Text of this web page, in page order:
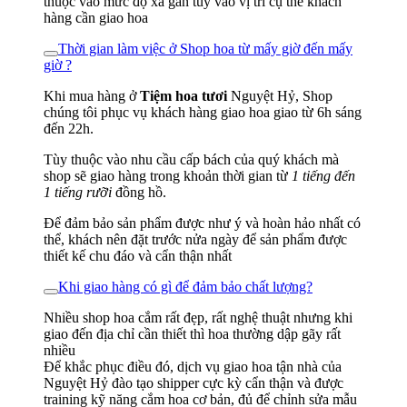
hàng cần giao hoa
Thời gian làm việc ở Shop hoa từ mấy giờ đến mấy
giờ ?
Khi mua hàng ởTiệm hoa tươi Nguyệt Hỷ, Shop
chúng tôi phục vụ khách hàng giao hoa giao từ 6h sáng
đến 22h.
Tùy thuộc vào nhu cầu cấp bách của quý khách mà
shop sẽ giao hàng trong khoản thời gian từ 1 tiếng đến
1 tiếng rưỡi đồng hồ.
Để đảm bảo sản phẩm được như ý và hoàn hảo nhất có
thể, khách nên đặt trước nửa ngày để sản phẩm được
thiết kế chu đáo và cẩn thận nhất
Khi giao hàng có gì để đảm bảo chất lượng?
Nhiều shop hoa cắm rất đẹp, rất nghệ thuật nhưng khi
giao đến địa chỉ cần thiết thì hoa thường dập gãy rất
nhiều
Để khắc phục điều đó, dịch vụ giao hoa tận nhà của
Nguyệt Hỷ đào tạo shipper cực kỳ cẩn thận và được
training kỹ năng cắm hoa cơ bản, đủ để chỉnh sửa mẫu